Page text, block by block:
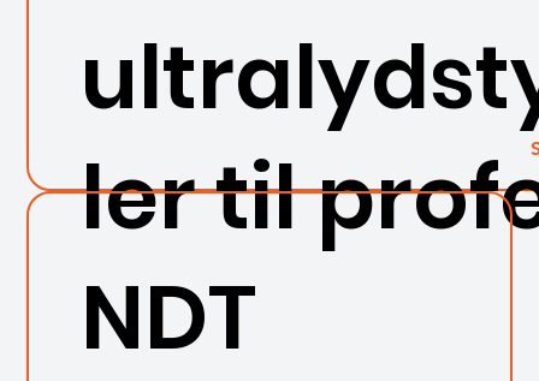
ler til
NDT